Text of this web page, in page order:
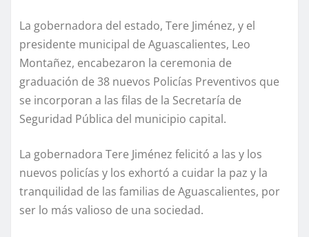
La gobernadora del estado, Tere Jiménez, y el
presidente municipal de Aguascalientes, Leo
Montañez, encabezaron la ceremonia de
graduación de 38 nuevos Policías Preventivos que
se incorporan a las filas de la Secretaría de
Seguridad Pública del municipio capital.
La gobernadora Tere Jiménez felicitó a las y los
nuevos policías y los exhortó a cuidar la paz y la
tranquilidad de las familias de Aguascalientes, por
ser lo más valioso de una sociedad.